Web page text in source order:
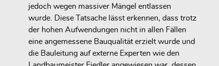
jedoch wegen massiver Mängel entlassen
wurde. Diese Tatsache lässt erkennen, dass trotz
der hohen Aufwendungen nicht in allen Fällen
eine angemessene Bauqualität erzielt wurde und
die Bauleitung auf externe Experten wie den